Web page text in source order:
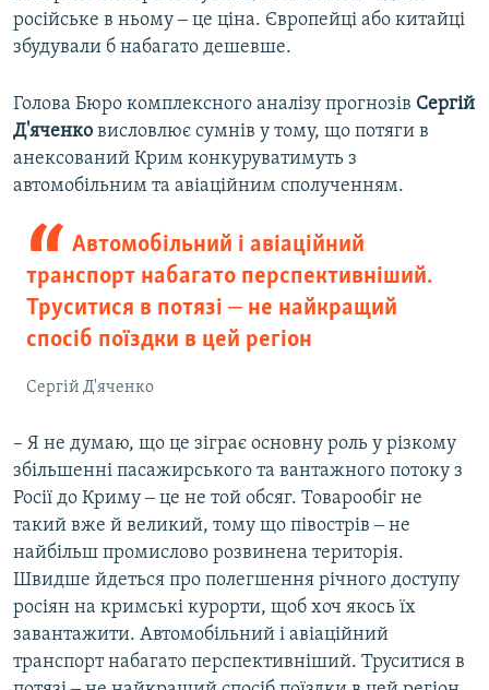
російське в ньому ‒ це ціна. Європейці або китайці
збудували б набагато дешевше.
Голова Бюро комплексного аналізу прогнозів Сергій
Д'яченко висловлює сумнів у тому, що потяги в
анексований Крим конкуруватимуть з
автомобільним та авіаційним сполученням.
Автомобільний і авіаційний
транспорт набагато перспективніший.
Труситися в потязі ‒ не найкращий
спосіб поїздки в цей регіон
Сергій Д'яченко
– Я не думаю, що це зіграє основну роль у різкому
збільшенні пасажирського та вантажного потоку з
Росії до Криму ‒ це не той обсяг. Товарообіг не
такий вже й великий, тому що півострів ‒ не
найбільш промислово розвинена територія.
Швидше йдеться про полегшення річного доступу
росіян на кримські курорти, щоб хоч якось їх
завантажити. Автомобільний і авіаційний
транспорт набагато перспективніший. Труситися в